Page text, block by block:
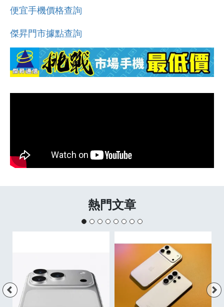
便宜手機價格查詢
傑昇門市據點查詢
熱門文章